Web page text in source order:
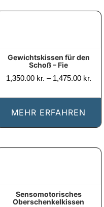
Gewichtskissen für den
Schoß – Fie
1,350.00 kr. – 1,475.00 kr.
MEHR ERFAHREN
Sensomotorisches
Oberschenkelkissen